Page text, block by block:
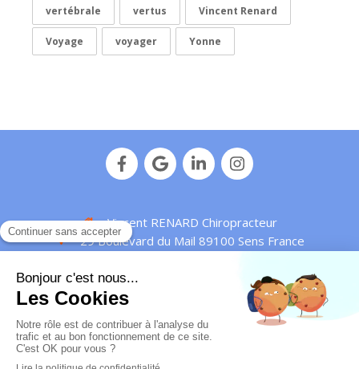
vertébrale vertus Vincent Renard
Voyage voyager Yonne
Vincent RENARD Chiropracteur
29 Boulevard du Mail 89100 Sens France
Mentions légales
© Vincent Renard - 2016 -